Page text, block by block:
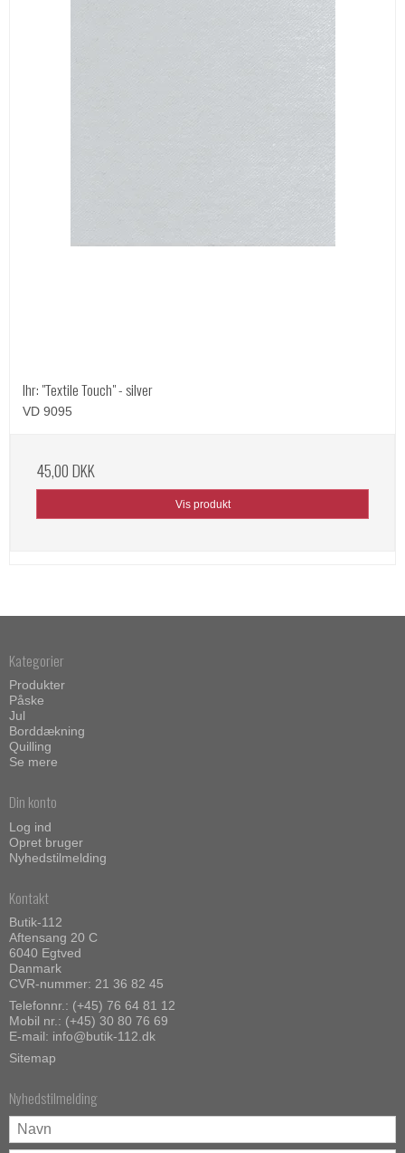
Ihr: "Textile Touch" - silver
VD 9095
45,00 DKK
Vis produkt
Kategorier
Produkter
Påske
Jul
Borddækning
Quilling
Se mere
Din konto
Log ind
Opret bruger
Nyhedstilmelding
Kontakt
Butik-112
Aftensang 20 C
6040 Egtved
Danmark
CVR-nummer: 21 36 82 45
Telefonnr.: (+45) 76 64 81 12
Mobil nr.: (+45) 30 80 76 69
E-mail: info@butik-112.dk
Sitemap
Nyhedstilmelding